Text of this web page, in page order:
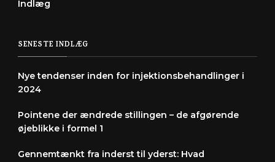
Indlæg
SENESTE INDLÆG
Nye tendenser inden for injektionsbehandlinger i
2024
Pointene der ændrede stillingen – de afgørende
øjeblikke i formel 1
Gennemtænkt fra inderst til yderst: Hvad